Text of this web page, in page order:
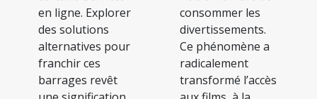
en ligne. Explorer
des solutions
alternatives pour
franchir ces
barrages revêt
consommer les
divertissements.
Ce phénomène a
radicalement
transformé l’accès